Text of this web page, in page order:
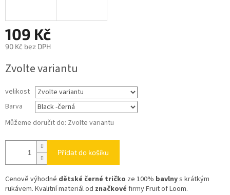
109 Kč
90 Kč bez DPH
cena:
Zvolte variantu
velikost
Barva
Můžeme doručit do: Zvolte variantu
Přidat do košíku
Cenově výhodné dětské černé tričko ze 100% bavlnys krátkým
rukávem. Kvalitní materiál od značkové firmy Fruit of Loom.